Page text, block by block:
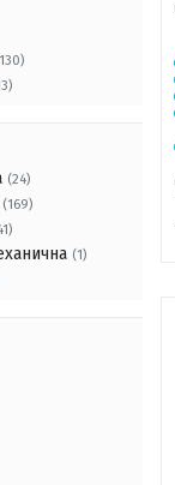
(24)
(169)
(1)